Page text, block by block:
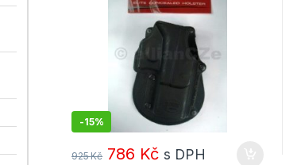
-15%
925Kč 786 Kč s DPH